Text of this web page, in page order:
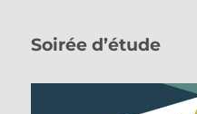
Soirée d’étude